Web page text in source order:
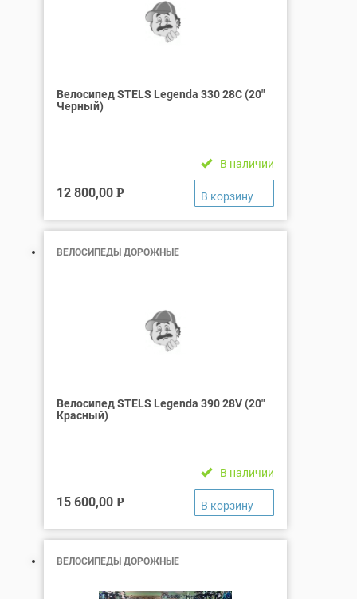
Велосипед STELS Legenda 330 28C (20″
Черный)
В наличии
12 800,00 Р
ВЕЛОСИПЕДЫ ДОРОЖНЫЕ
Велосипед STELS Legenda 390 28V (20″
Красный)
В наличии
15 600,00 Р
ВЕЛОСИПЕДЫ ДОРОЖНЫЕ